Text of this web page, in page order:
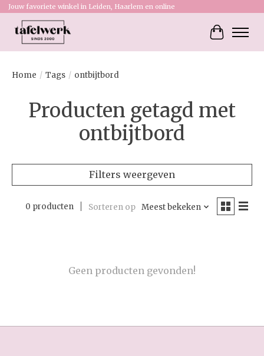
Jouw favoriete winkel in Leiden, Haarlem en online
Home / Tags / ontbijtbord
Producten getagd met
ontbijtbord
Filters weergeven
0 producten Sorteren op Meest bekeken
Geen producten gevonden!